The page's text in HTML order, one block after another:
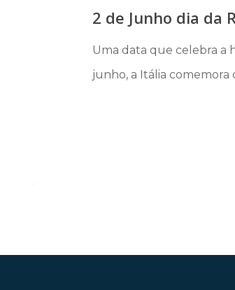
2 de Junho dia da
Uma data que celebra a
junho, a Itália comemora